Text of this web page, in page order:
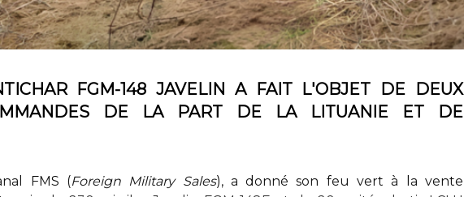
FGM-148 JAVELIN A FAIT L'OBJET DE DEUX
DE LA PART DE LA LITUANIE ET DE
FMS (Foreign Military Sales), a donné son feu vert à la vente